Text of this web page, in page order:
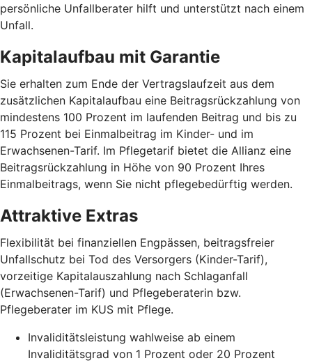
persönliche Unfallberater hilft und unterstützt nach einem
Unfall.
Kapitalaufbau mit Garantie
Sie erhalten zum Ende der Vertragslaufzeit aus dem
zusätzlichen Kapitalaufbau eine Beitragsrückzahlung von
mindestens 100 Prozent im laufenden Beitrag und bis zu
115 Prozent bei Einmalbeitrag im Kinder- und im
Erwachsenen-Tarif. Im Pflegetarif bietet die Allianz eine
Beitragsrückzahlung in Höhe von 90 Prozent Ihres
Einmalbeitrags, wenn Sie nicht pflegebedürftig werden.
Attraktive Extras
Flexibilität bei finanziellen Engpässen, beitragsfreier
Unfallschutz bei Tod des Versorgers (Kinder-Tarif),
vorzeitige Kapitalauszahlung nach Schlaganfall
(Erwachsenen-Tarif) und Pflegeberaterin bzw.
Pflegeberater im KUS mit Pflege.
Invaliditätsleistung wahlweise ab einem
Invaliditätsgrad von 1 Prozent oder 20 Prozent